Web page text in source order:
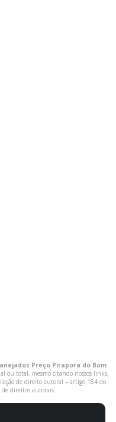
Preço Pirapora do Bom
ou total, mesmo citando nossos links,
de direito autoral – artigo 184 do
direitos autorais.